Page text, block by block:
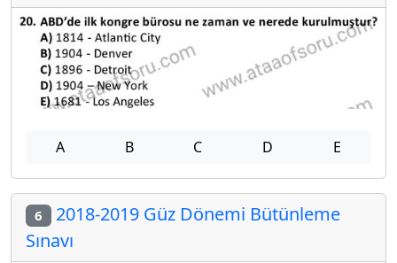
A B C D E
6 2018-2019 Güz Dönemi Bütünleme
Sınavı